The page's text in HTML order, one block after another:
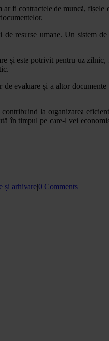
fi contractele de muncă,
resurse umane. Un sistem
și este potrivit pentru uz
evaluare și a altor
la organizarea
în timpul pe care-l vei
și arhivare|0 Comments